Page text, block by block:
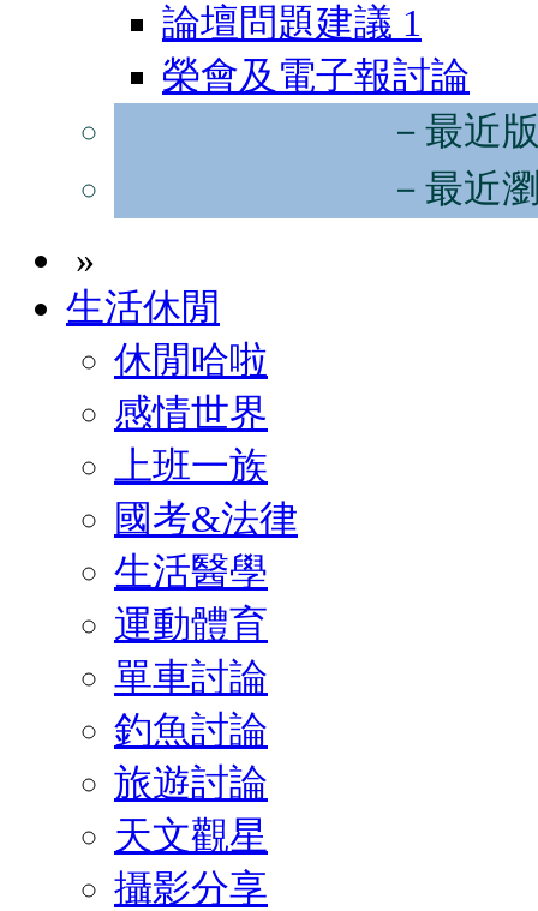
論壇問題建議 1
榮會及電子報討論
－最近
－最近
»
生活休閒
休閒哈啦
感情世界
上班一族
國考&法律
生活醫學
運動體育
單車討論
釣魚討論
旅遊討論
天文觀星
攝影分享